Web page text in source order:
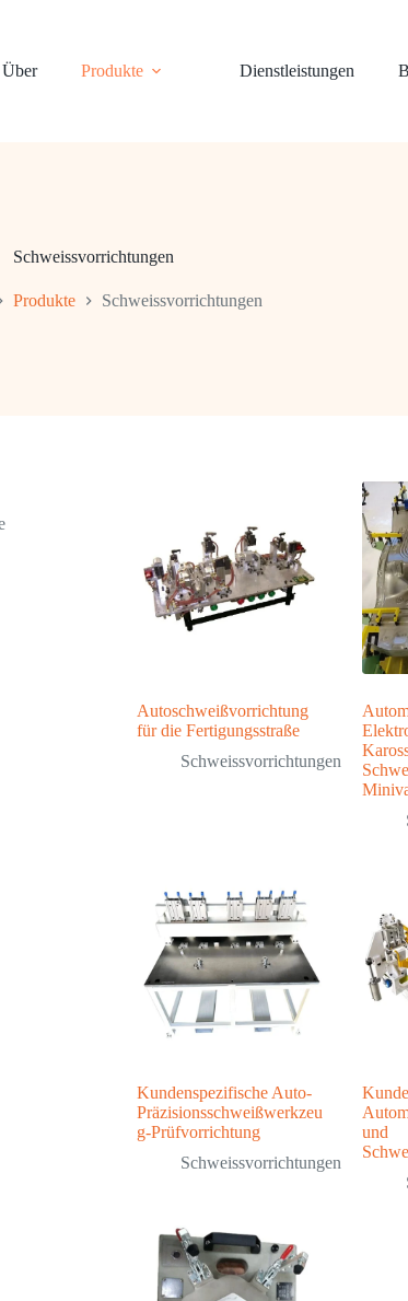
Über Produkte Dienstleistungen
Schweissvorrichtungen
Produkte Schweissvorrichtungen
Autoschweißvorrichtung
für die Fertigungsstraße
Schweissvorrichtungen
Kundenspezifische Auto-
Präzisionsschweißwerkzeu
g-Prüfvorrichtung
Schweissvorrichtungen
und